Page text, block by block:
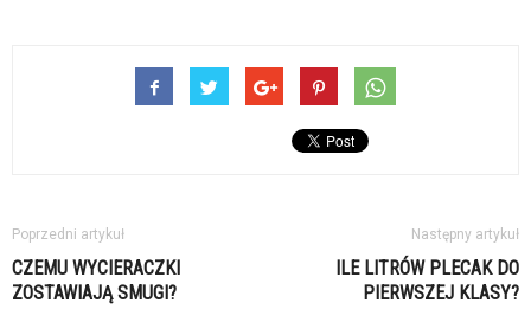
Poprzedni artykuł
CZEMU WYCIERACZKI
ZOSTAWIAJĄ SMUGI?
Następny artykuł
ILE LITRÓW PLECAK DO
PIERWSZEJ KLASY?